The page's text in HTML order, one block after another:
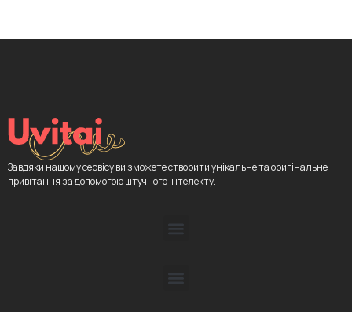
Завдяки нашому сервісу ви зможете створити унікальне та оригінальне
привітання за допомогою штучного інтелекту.